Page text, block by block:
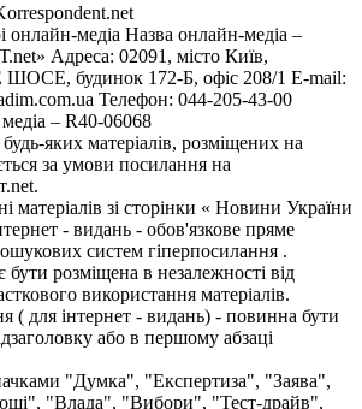
онлайн-медіа Назва онлайн-медіа –
Адреса: 02091, місто Київ,
будинок 172-Б, офіс 208/1 E-mail:
Телефон: 044-205-43-00
– R40-06068
яких матеріалів, розміщених на
за умови посилання на
матеріалів зі сторінки « Новини України
- видань - обов'язкове пряме
систем гіперпосилання .
розміщена в незалежності від
використання матеріалів.
( для інтернет - видань) - повинна бути
або в першому абзаці
"Думка", "Експертиза", "Заява",
"Влада", "Вибори", "Тест-драйв",